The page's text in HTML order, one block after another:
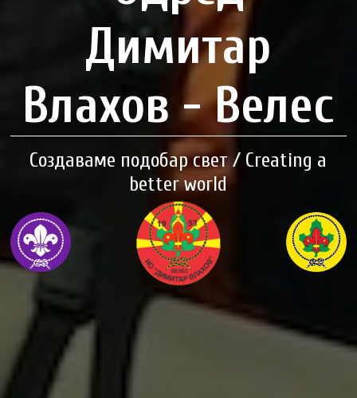
Димитар
Влахов - Велес
Создаваме подобар свет / Creating a
better world